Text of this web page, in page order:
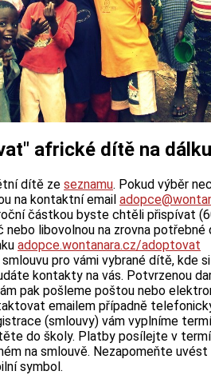
africké dítě na
dítě ze seznamu. Pokud výběr
na kontaktní email
částkou byste chtěli přispívat
nebo libovolnou na zrovna potřebné
adopce.wontanara.cz/adoptovat
pro vámi vybrané dítě, kde
kontakty na vás. Potvrzenou
pak pošleme poštou nebo
emailem případně
(smlouvy) vám vyplníme
do školy. Platby posílejte v
na smlouvě. Nezapomeňte
symbol.